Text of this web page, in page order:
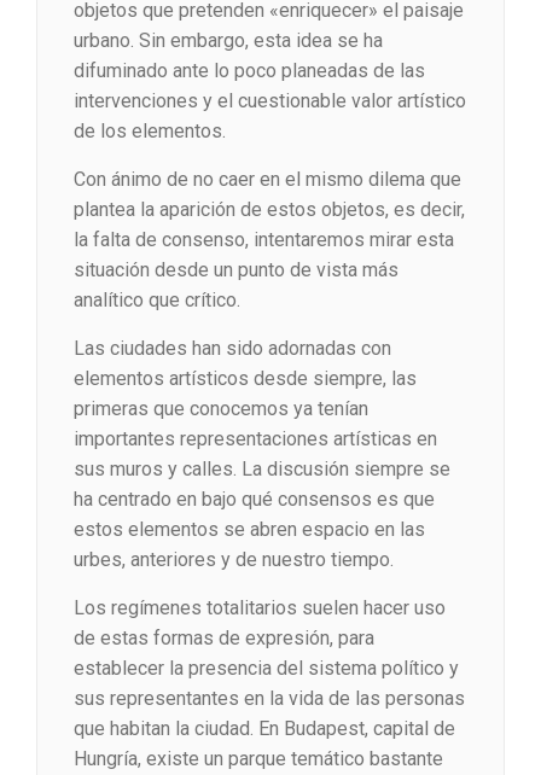
objetos que pretenden «enriquecer» el paisaje
urbano. Sin embargo, esta idea se ha
difuminado ante lo poco planeadas de las
intervenciones y el cuestionable valor artístico
de los elementos.
Con ánimo de no caer en el mismo dilema que
plantea la aparición de estos objetos, es decir,
la falta de consenso, intentaremos mirar esta
situación desde un punto de vista más
analítico que crítico.
Las ciudades han sido adornadas con
elementos artísticos desde siempre, las
primeras que conocemos ya tenían
importantes representaciones artísticas en
sus muros y calles. La discusión siempre se
ha centrado en bajo qué consensos es que
estos elementos se abren espacio en las
urbes, anteriores y de nuestro tiempo.
Los regímenes totalitarios suelen hacer uso
de estas formas de expresión, para
establecer la presencia del sistema político y
sus representantes en la vida de las personas
que habitan la ciudad. En Budapest, capital de
Hungría, existe un parque temático bastante